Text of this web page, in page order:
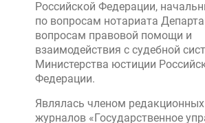
Российской Федерации,
по вопросам нотариата
вопросам правовой помощи и
взаимодействия с судебной
Министерства юстиции
Федерации.
Являлась членом редакционных
журналов «Государственное